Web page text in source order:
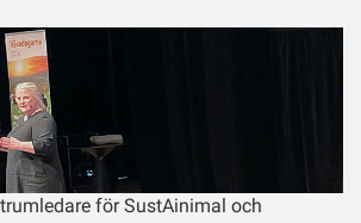
för SustAinimal och